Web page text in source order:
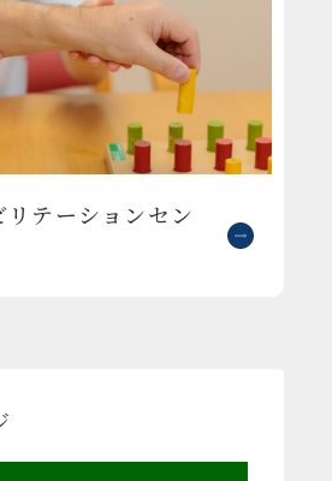
リテーションセン